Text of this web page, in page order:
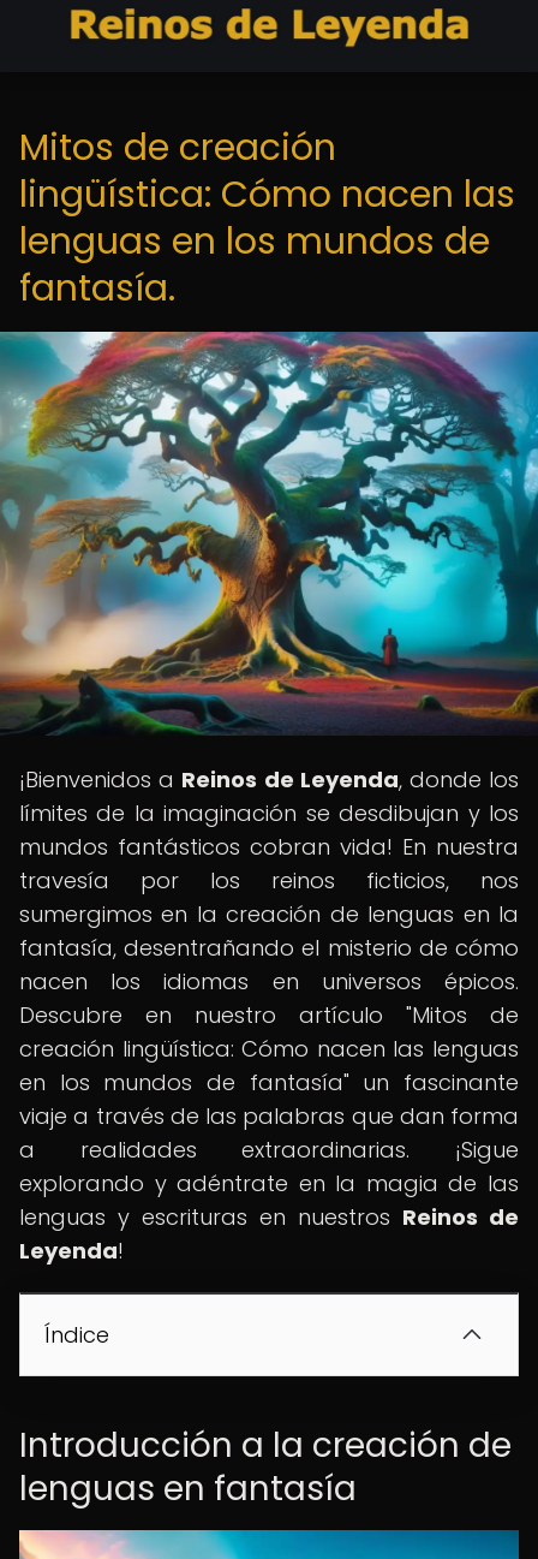
Mitos de creación
lingüística: Cómo nacen las
lenguas en los mundos de
fantasía.
¡Bienvenidos a Reinos de Leyenda, donde los
límites de la imaginación se desdibujan y los
mundos fantásticos cobran vida! En nuestra
travesía por los reinos ficticios, nos
sumergimos en la creación de lenguas en la
fantasía, desentrañando el misterio de cómo
nacen los idiomas en universos épicos.
Descubre en nuestro artículo "Mitos de
creación lingüística: Cómo nacen las lenguas
en los mundos de fantasía" un fascinante
viaje a través de las palabras que dan forma
a realidades extraordinarias. ¡Sigue
explorando y adéntrate en la magia de las
lenguas y escrituras en nuestros Reinos de
Leyenda!
Índice
Introducción a la creación de
lenguas en fantasía